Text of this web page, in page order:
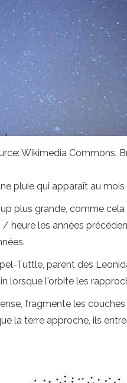
Wikimedia Commons.
pluie qui apparaît au mois
plus grande, comme
heure les années
Tuttle, parent des
lorsque l'orbite les
fragmente les
la terre approche, ils